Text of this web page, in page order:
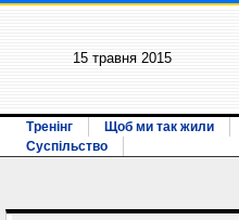
15 травня 2015
Тренінг Щоб ми так жили
Суспільство